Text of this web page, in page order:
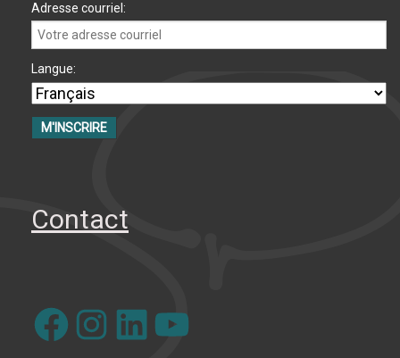
Adresse courriel:
Langue:
Contact
FacebookInstagramLinkedIn YouTube